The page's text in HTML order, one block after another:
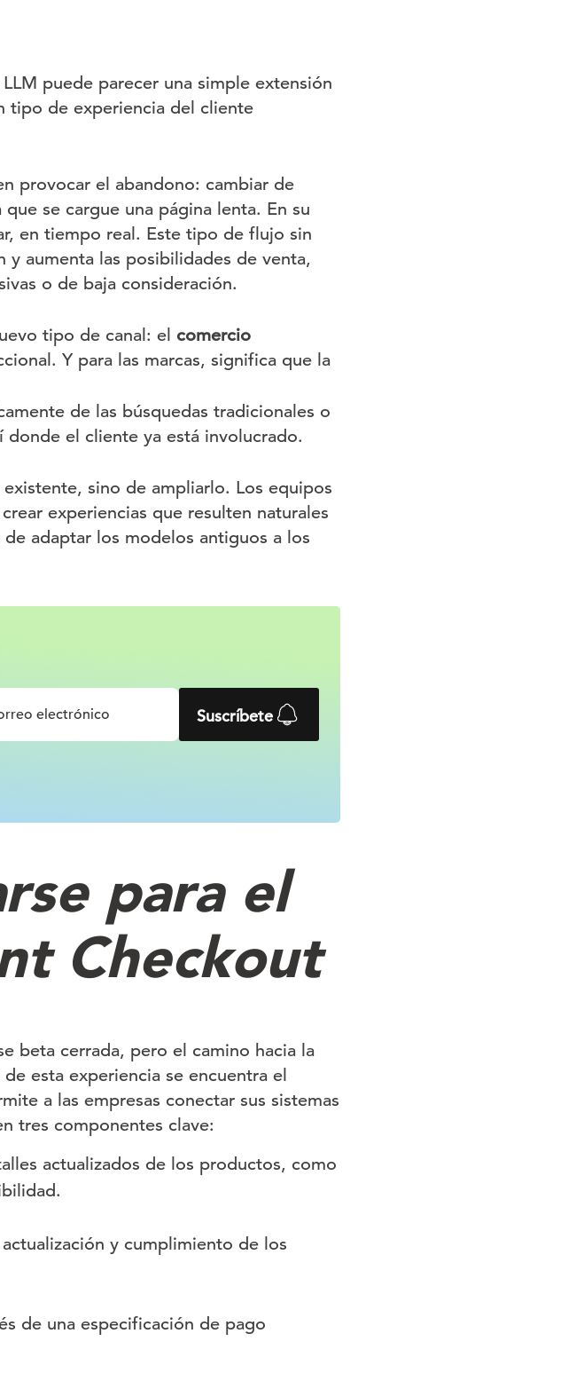
puede parecer una simple extensión
tipo de experiencia del cliente
provocar el abandono: cambiar de
se cargue una página lenta. En su
en tiempo real. Este tipo de flujo sin
y aumenta las posibilidades de venta,
o de baja consideración.
tipo de canal: el comercio
Y para las marcas, significa que la
de las búsquedas tradicionales o
el cliente ya está involucrado.
sino de ampliarlo. Los equipos
experiencias que resulten naturales
adaptar los modelos antiguos a los
Suscríbete
para el
Checkout
beta cerrada, pero el camino hacia la
esta experiencia se encuentra el
a las empresas conectar sus sistemas
tres componentes clave:
actualizados de los productos, como
y cumplimiento de los
de una especificación de pago